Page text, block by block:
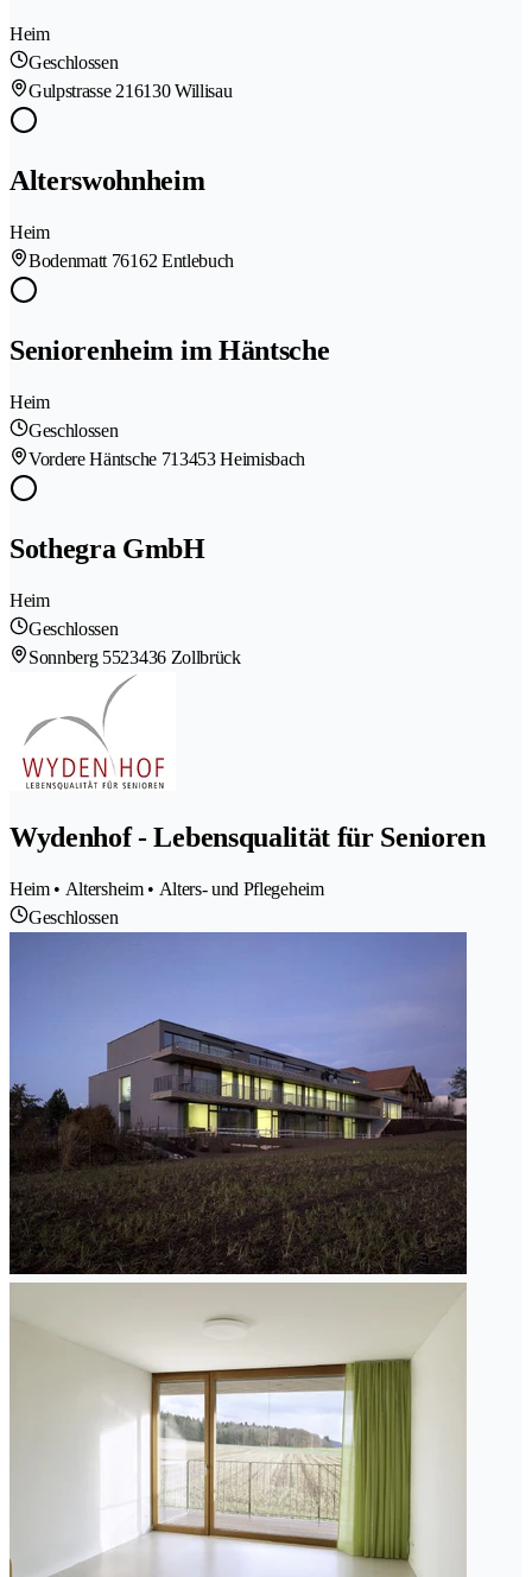
Heim
Geschlossen
Gulpstrasse 216130 Willisau
Alterswohnheim
Heim
Bodenmatt 76162 Entlebuch
Seniorenheim im Häntsche
Heim
Geschlossen
Vordere Häntsche 713453 Heimisbach
Sothegra GmbH
Heim
Geschlossen
Sonnberg 5523436 Zollbrück
Wydenhof - Lebensqualität für Senioren
Heim • Altersheim • Alters- und Pflegeheim
Geschlossen